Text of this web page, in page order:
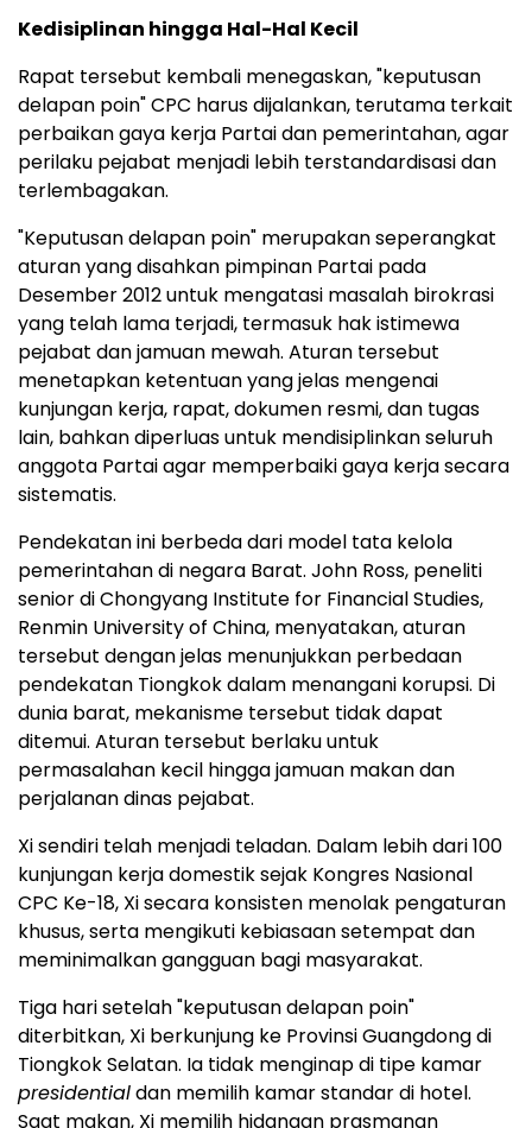
Kedisiplinan hingga Hal-Hal Kecil
Rapat tersebut kembali menegaskan, "keputusan
delapan poin" CPC harus dijalankan, terutama terkait
perbaikan gaya kerja Partai dan pemerintahan, agar
perilaku pejabat menjadi lebih terstandardisasi dan
terlembagakan.
"Keputusan delapan poin" merupakan seperangkat
aturan yang disahkan pimpinan Partai pada
Desember 2012 untuk mengatasi masalah birokrasi
yang telah lama terjadi, termasuk hak istimewa
pejabat dan jamuan mewah. Aturan tersebut
menetapkan ketentuan yang jelas mengenai
kunjungan kerja, rapat, dokumen resmi, dan tugas
lain, bahkan diperluas untuk mendisiplinkan seluruh
anggota Partai agar memperbaiki gaya kerja secara
sistematis.
Pendekatan ini berbeda dari model tata kelola
pemerintahan di negara Barat. John Ross, peneliti
senior di Chongyang Institute for Financial Studies,
Renmin University of China, menyatakan, aturan
tersebut dengan jelas menunjukkan perbedaan
pendekatan Tiongkok dalam menangani korupsi. Di
dunia barat, mekanisme tersebut tidak dapat
ditemui. Aturan tersebut berlaku untuk
permasalahan kecil hingga jamuan makan dan
perjalanan dinas pejabat.
Xi sendiri telah menjadi teladan. Dalam lebih dari 100
kunjungan kerja domestik sejak Kongres Nasional
CPC Ke-18, Xi secara konsisten menolak pengaturan
khusus, serta mengikuti kebiasaan setempat dan
meminimalkan gangguan bagi masyarakat.
Tiga hari setelah "keputusan delapan poin"
diterbitkan, Xi berkunjung ke Provinsi Guangdong di
Tiongkok Selatan. Ia tidak menginap di tipe kamar
presidentialdan memilih kamar standar di hotel.
Saat makan, Xi memilih hidangan prasmanan